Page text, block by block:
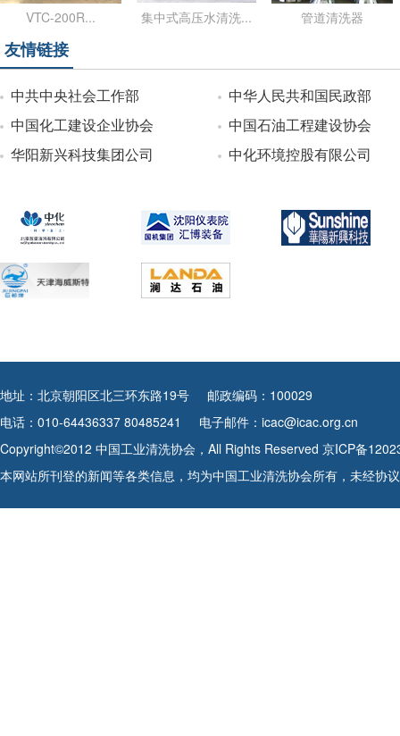
VTC-200R... 集中式高压水清洗... 管道清洗器
友情链接
中共中央社会工作部
中华人民共和国民政部
中国化工建设企业协会
中国石油工程建设协会
华阳新兴科技集团公司
中化环境控股有限公司
地址：北京朝阳区北三环东路19号
邮政编码：100029
电话：010-64436337 80485241
电子邮件：icac@icac.org.cn
Copyright©2012 中国工业清洗协会，All Rights Reserved 京ICP备
本网站所刊登的新闻等各类信息，均为中国工业清洗协会所有，未经协